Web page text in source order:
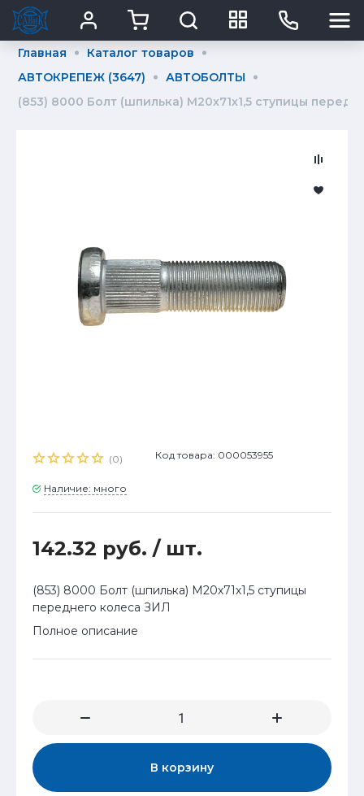
Главная
Каталог товаров
АВТОКРЕПЕЖ (3647)
АВТОБОЛТЫ
(853) 8000 Болт (шпилька) М20х71х1,5 ступицы
(0) Код товара: 000053955
Наличие: много
142.32 руб. / шт.
(853) 8000 Болт (шпилька) М20х71х1,5 ступицы
переднего колеса ЗИЛ
Полное описание
В корзину